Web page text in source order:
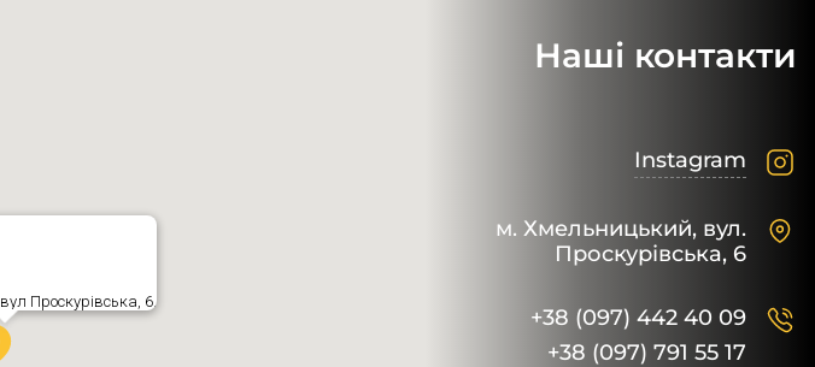
Наші контакти
Instagram
м. Хмельницький, вул.
Проскурівська, 6
+38 (097) 442 40 09
+38 (097) 791 55 17
вул Проскурівська, 6,